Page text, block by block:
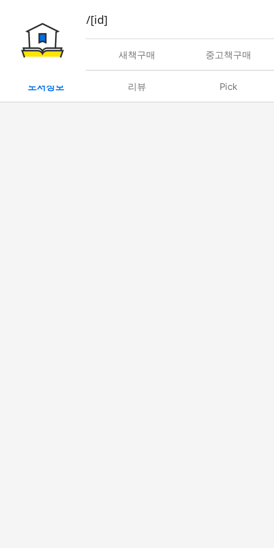
book/rent/[id]
대여 새책구매 중고책구매
도서정보 리뷰 Pick